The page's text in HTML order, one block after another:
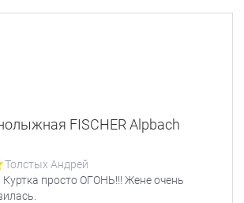
FISCHER Alpbach
Толстых Андрей